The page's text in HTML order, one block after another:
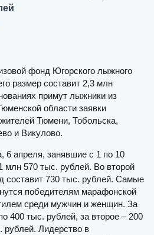
фонд Югорского лыжного
размер составит 2,3 млн
примут лыжники из
области заявки
Тюмени, Тобольска,
и Викулово.
6 апреля, занявшие с 1 по 10
млн 570 тыс. рублей. Во второй
составит 730 тыс. рублей. Самые
победителям марафонской
среди мужчин и женщин. За
400 тыс. рублей, за второе – 200
рублей. Лидерство в